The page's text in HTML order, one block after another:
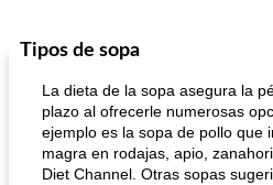
Sopas, Guisos Y Chili
Tipos de sopa
La dieta de la sopa asegura la
plazo al ofrecerle numerosas
ejemplo es la sopa de pollo que
magra en rodajas, apio,
Diet Channel. Otras sopas